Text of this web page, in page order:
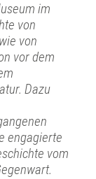
im
von
von
vor dem
Dazu
engagierte
vom